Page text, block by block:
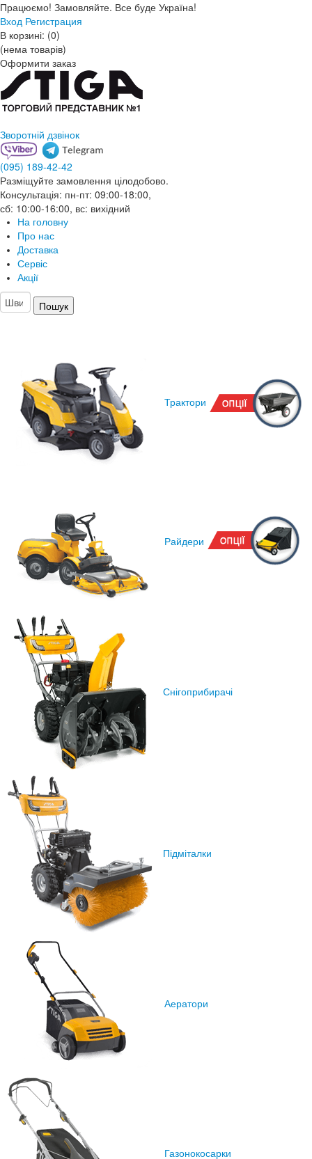
Працюємо! Замовляйте. Все буде Україна!
Вход Регистрация
В корзині: (0)
(нема товарів)
Оформити заказ
Зворотній дзвінок
(095) 189-42-42
Разміщуйте замовлення цілодобово.
Консультація: пн-пт: 09:00-18:00,
сб: 10:00-16:00, вс: вихідний
На головну
Про нас
Доставка
Сервіс
Акції
Трактори
Райдери
Снігоприбирачі
Підміталки
Аератори
Газонокосарки